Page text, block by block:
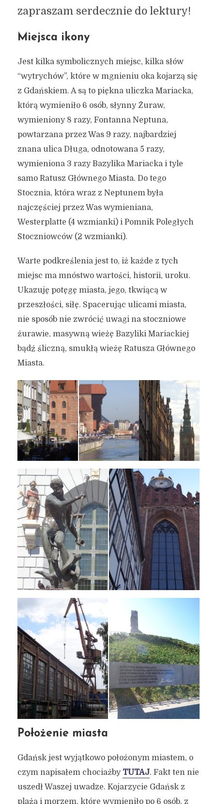
zapraszam serdecznie do lektury!
Miejsca ikony
Jest kilka symbolicznych miejsc, kilka słów
“wytrychów”, które w mgnieniu oka kojarzą się
z Gdańskiem. A są to piękna uliczka Mariacka,
którą wymieniło 6 osób, słynny Żuraw,
wymieniony 8 razy, Fontanna Neptuna,
powtarzana przez Was 9 razy, najbardziej
znana ulica Długa, odnotowana 5 razy,
wymieniona 3 razy Bazylika Mariacka i tyle
samo Ratusz Głównego Miasta. Do tego
Stocznia, która wraz z Neptunem była
najczęściej przez Was wymieniana,
Westerplatte (4 wzmianki) i Pomnik Poległych
Stoczniowców (2 wzmianki).
Warte podkreślenia jest to, iż każde z tych
miejsc ma mnóstwo wartości, historii, uroku.
Ukazuję potęgę miasta, jego, tkwiącą w
przeszłości, siłę. Spacerując ulicami miasta,
nie sposób nie zwrócić uwagi na stoczniowe
żurawie, masywną wieżę Bazyliki Mariackiej
bądź śliczną, smukłą wieżę Ratusza Głównego
Miasta.
Położenie miasta
Gdańsk jest wyjątkowo położonym miastem, o
czym napisałem chociażby TUTAJ. Fakt ten nie
uszedł Waszej uwadze. Kojarzycie Gdańsk z
plażą i morzem, które wymieniło po 6 osób, z